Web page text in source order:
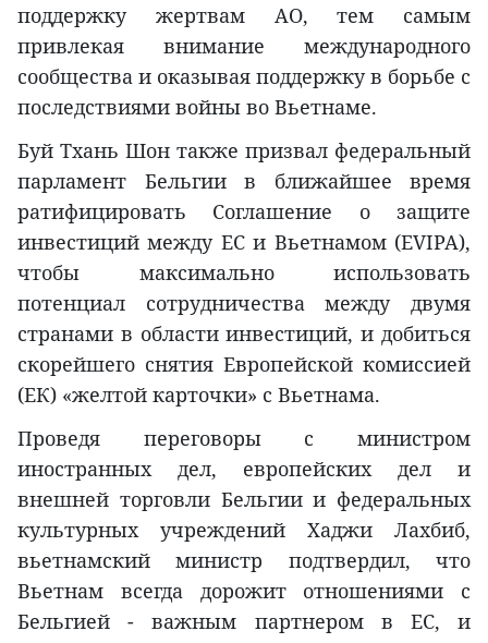
поддержку жертвам АО, тем самым
привлекая внимание международного
сообщества и оказывая поддержку в борьбе с
последствиями войны во Вьетнаме.
Буй Тхань Шон также призвал федеральный
парламент Бельгии в ближайшее время
ратифицировать Соглашение о защите
инвестиций между ЕС и Вьетнамом (EVIPA),
чтобы максимально использовать
потенциал сотрудничества между двумя
странами в области инвестиций, и добиться
скорейшего снятия Европейской комиссией
(ЕК) «желтой карточки» с Вьетнама.
Проведя переговоры с министром
иностранных дел, европейских дел и
внешней торговли Бельгии и федеральных
культурных учреждений Хаджи Лахбиб,
вьетнамский министр подтвердил, что
Вьетнам всегда дорожит отношениями с
Бельгией - важным партнером в ЕС, и